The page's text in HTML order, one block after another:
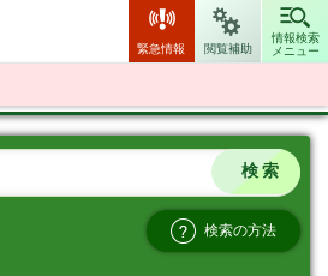
緊急情報 閲覧補助
情報検索
メニュー
検索の方法